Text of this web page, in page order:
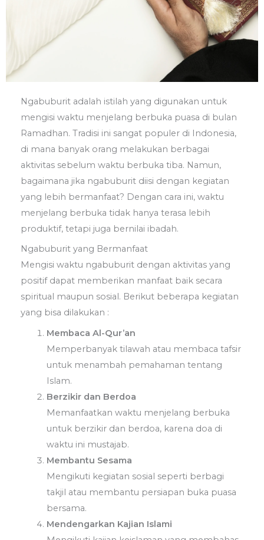
Ngabuburit adalah istilah yang digunakan untuk
mengisi waktu menjelang berbuka puasa di bulan
Ramadhan. Tradisi ini sangat populer di Indonesia,
di mana banyak orang melakukan berbagai
aktivitas sebelum waktu berbuka tiba. Namun,
bagaimana jika ngabuburit diisi dengan kegiatan
yang lebih bermanfaat? Dengan cara ini, waktu
menjelang berbuka tidak hanya terasa lebih
produktif, tetapi juga bernilai ibadah.
Ngabuburit yang Bermanfaat
Mengisi waktu ngabuburit dengan aktivitas yang
positif dapat memberikan manfaat baik secara
spiritual maupun sosial. Berikut beberapa kegiatan
yang bisa dilakukan :
Membaca Al-Qur’an
Memperbanyak tilawah atau membaca tafsir
untuk menambah pemahaman tentang
Islam.
Berzikir dan Berdoa
Memanfaatkan waktu menjelang berbuka
untuk berzikir dan berdoa, karena doa di
waktu ini mustajab.
Membantu Sesama
Mengikuti kegiatan sosial seperti berbagi
takjil atau membantu persiapan buka puasa
bersama.
Mendengarkan Kajian Islami